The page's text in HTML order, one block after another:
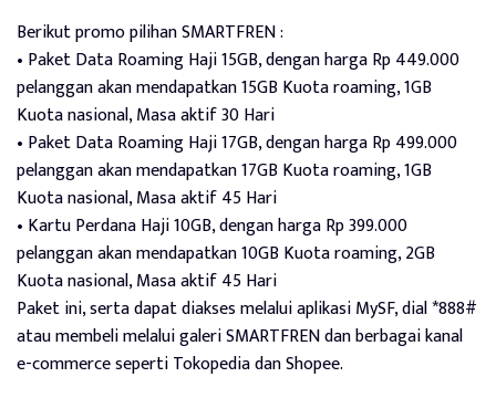
Berikut promo pilihan SMARTFREN :
• Paket Data Roaming Haji 15GB, dengan harga Rp 449.000
pelanggan akan mendapatkan 15GB Kuota roaming, 1GB
Kuota nasional, Masa aktif 30 Hari
• Paket Data Roaming Haji 17GB, dengan harga Rp 499.000
pelanggan akan mendapatkan 17GB Kuota roaming, 1GB
Kuota nasional, Masa aktif 45 Hari
• Kartu Perdana Haji 10GB, dengan harga Rp 399.000
pelanggan akan mendapatkan 10GB Kuota roaming, 2GB
Kuota nasional, Masa aktif 45 Hari
Paket ini, serta dapat diakses melalui aplikasi MySF, dial *888#
atau membeli melalui galeri SMARTFREN dan berbagai kanal
e-commerce seperti Tokopedia dan Shopee.